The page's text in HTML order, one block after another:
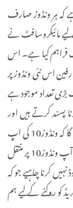
کہ ہر ونڈوز صارف
مائیکروسافٹ نے
فراہم کیا ہے۔ اس
اس نئی ونڈوز پر
تعداد موجود ہے
8 کو استعمال کرنا پسند کرتے ہیں اور
اپ گریڈ ہونا بھی نہیں چاہتے۔ یقیناً آپ کو پتا ہو گا کہ ونڈوز10 کی اپ
گریڈ خود بخود سسٹم پر ڈاؤن لوڈ ہو جاتی ہے۔ اگر آپ ونڈوز10 پر منتقل
ڈاؤن لوڈ نہیں کرنا چاہیے جو کہ
روکنے کے لیے ہم